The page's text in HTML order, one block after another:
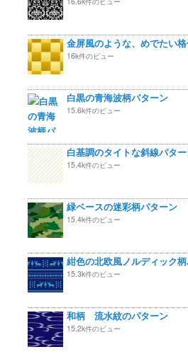
金屏風のような、めでたい
16k件のビュー
白黒の青海波柄パターン
15.6k件のビュー
白基調のタイトな斜線パタ
15.4k件のビュー
緑ベースの迷彩柄パターン
15.4k件のビュー
紺色の北欧風ノルディック
15.3k件のビュー
和柄 流水紋のパターン
15.2k件のビュー